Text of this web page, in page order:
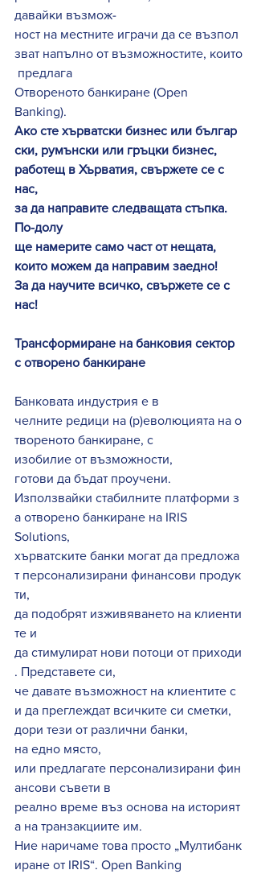
давайки възмож-
ност на местните играчи да се възпол
зват напълно от възможностите, които
предлага
Отвореното банкиране (Open
Banking).
Ако сте хърватски бизнес или българ
ски, румънски или гръцки бизнес,
работещ в Хърватия, свържете се с
нас,
за да направите следващата стъпка.
По-долу
ще намерите само част от нещата,
които можем да направим заедно!
За да научите всичко, свържете се с
нас!
Трансформиране на банковия сектор
с отворено банкиране
Банковата индустрия е в
челните редици на (р)еволюцията на о
твореното банкиране, с
изобилие от възможности,
готови да бъдат проучени.
Използвайки стабилните платформи з
а отворено банкиране на IRIS
Solutions,
хърватските банки могат да предложа
т персонализирани финансови продук
ти,
да подобрят изживяването на клиенти
те и
да стимулират нови потоци от приходи
. Представете си,
че давате възможност на клиентите с
и да преглеждат всичките си сметки,
дори тези от различни банки,
на едно място,
или предлагате персонализирани фин
ансови съвети в
реално време въз основа на историят
а на транзакциите им.
Ние наричаме това просто „Мултибанк
иране от IRIS“. Open Banking